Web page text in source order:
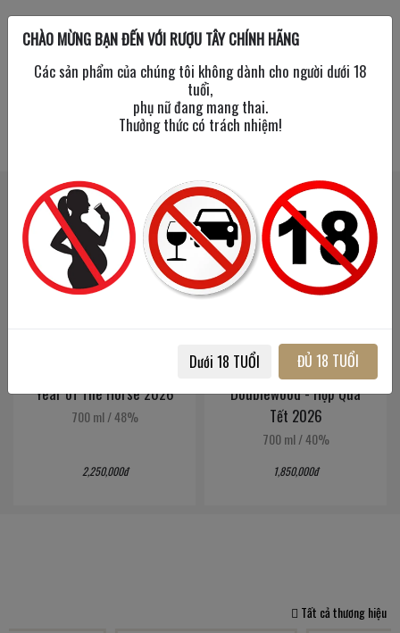
New Year
2026
Year of The Horse 2026
700 ml /48%
2,250,000đ
New Year
2026
Balvenie 12 Năm
Doublewood - Hộp Quà
Tết 2026
700 ml /40%
1,850,000đ
Tất cả thương hiệu
CHÀO MỪNG BẠN ĐẾN VỚI RƯỢU TÂY CHÍNH HÃNG
Các sản phẩm của chúng tôi không dành cho người dưới 18
tuổi,
phụ nữ đang mang thai.
Thưởng thức có trách nhiệm!
Dưới 18 TUỔI ĐỦ 18 TUỔI